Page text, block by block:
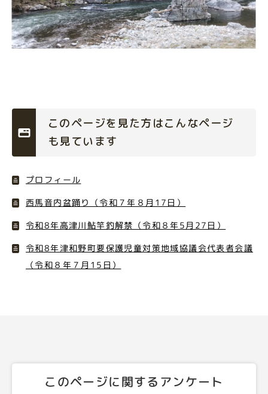
このページを見た方はこんなページ
も見ています
プロフィール
西馬音内盆踊り（令和７年８月17日）
令和8年高津川鮎竿釣解禁（令和８年5月27日）
令和8年津和野町要保護児童対策地域協議会代表者会議
（令和８年７月15日）
このページに関するアンケート